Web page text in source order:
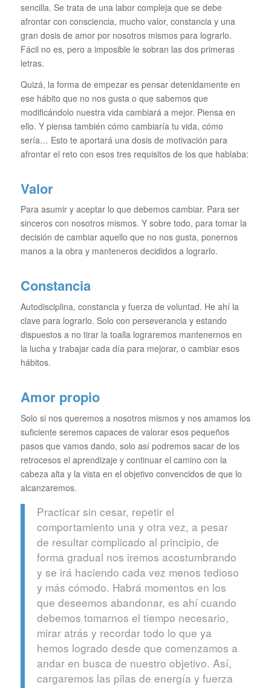
sencilla. Se trata de una labor compleja que se debe
afrontar con consciencia, mucho valor, constancia y una
gran dosis de amor por nosotros mismos para lograrlo.
Fácil no es, pero a imposible le sobran las dos primeras
letras.
Quizá, la forma de empezar es pensar detenidamente en
ese hábito que no nos gusta o que sabemos que
modificándolo nuestra vida cambiará a mejor. Piensa en
ello. Y piensa también cómo cambiaría tu vida, cómo
sería… Esto te aportará una dosis de motivación para
afrontar el reto con esos tres requisitos de los que hablaba:
Valor
Para asumir y aceptar lo que debemos cambiar. Para ser
sinceros con nosotros mismos. Y sobre todo, para tomar la
decisión de cambiar aquello que no nos gusta, ponernos
manos a la obra y manteneros decididos a lograrlo.
Constancia
Autodisciplina, constancia y fuerza de voluntad. He ahí la
clave para lograrlo. Solo con perseverancia y estando
dispuestos a no tirar la toalla lograremos mantenernos en
la lucha y trabajar cada día para mejorar, o cambiar esos
hábitos.
Amor propio
Solo si nos queremos a nosotros mismos y nos amamos los
suficiente seremos capaces de valorar esos pequeños
pasos que vamos dando, solo así podremos sacar de los
retrocesos el aprendizaje y continuar el camino con la
cabeza alta y la vista en el objetivo convencidos de que lo
alcanzaremos.
Practicar sin cesar, repetir el
comportamiento una y otra vez, a pesar
de resultar complicado al principio, de
forma gradual nos iremos acostumbrando
y se irá haciendo cada vez menos tedioso
y más cómodo. Habrá momentos en los
que deseemos abandonar, es ahí cuando
debemos tomarnos el tiempo necesario,
mirar atrás y recordar todo lo que ya
hemos logrado desde que comenzamos a
andar en busca de nuestro objetivo. Así,
cargaremos las pilas de energía y fuerza